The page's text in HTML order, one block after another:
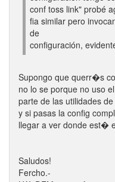
conf toss link" probé
fia similar pero
de
configuración,
Supongo que querr�s
no lo se porque no uso
parte de las utilidades
y si pasas la config
llegar a ver donde est�
Saludos!
Fercho.-